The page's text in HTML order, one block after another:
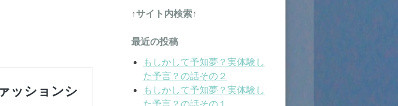
↑サイト内検索↑
最近の投稿
もしかして予知夢？実体験し
た予言？の話その２
もしかして予知夢？実体験し
た予言？の話その１